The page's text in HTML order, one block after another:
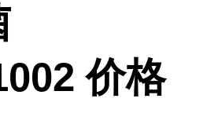
价格